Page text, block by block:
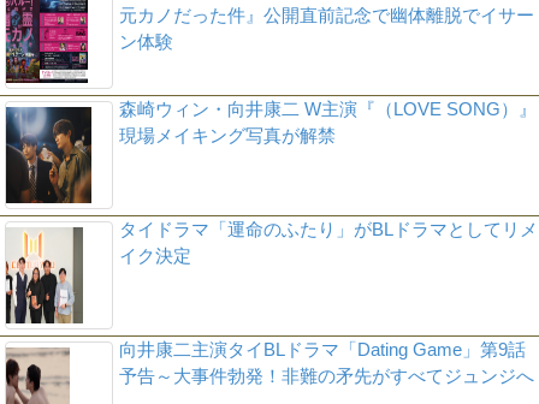
元カノだった件』公開直前記念で幽体離脱でイサー
ン体験
森崎ウィン・向井康二 W主演『（LOVE SONG）』
現場メイキング写真が解禁
タイドラマ「運命のふたり」がBLドラマとしてリメ
イク決定
向井康二主演タイBLドラマ「Dating Game」第9話
予告～大事件勃発！非難の矛先がすべてジュンジへ